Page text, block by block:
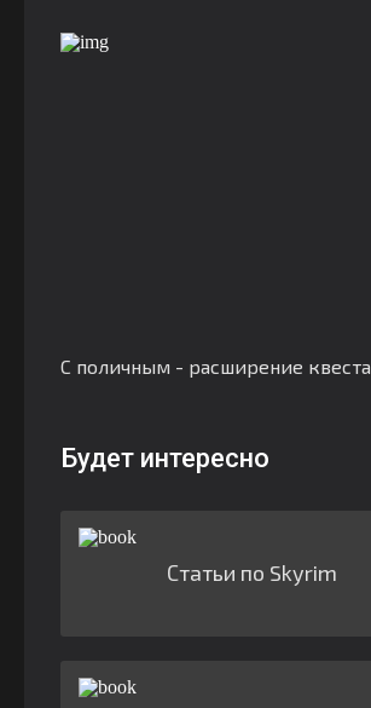
С поличным - расширение квеста
Будет интересно
Статьи по Skyrim